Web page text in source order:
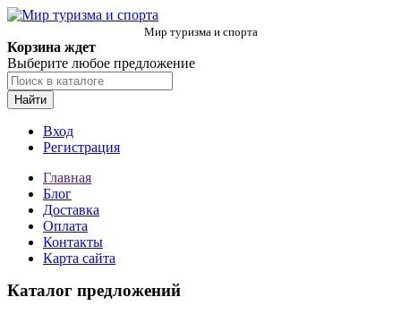
Мир туризма и спорта
Корзина ждет
Выберите любое предложение
Найти
Вход
Регистрация
Главная
Блог
Доставка
Оплата
Контакты
Карта сайта
Каталог предложений